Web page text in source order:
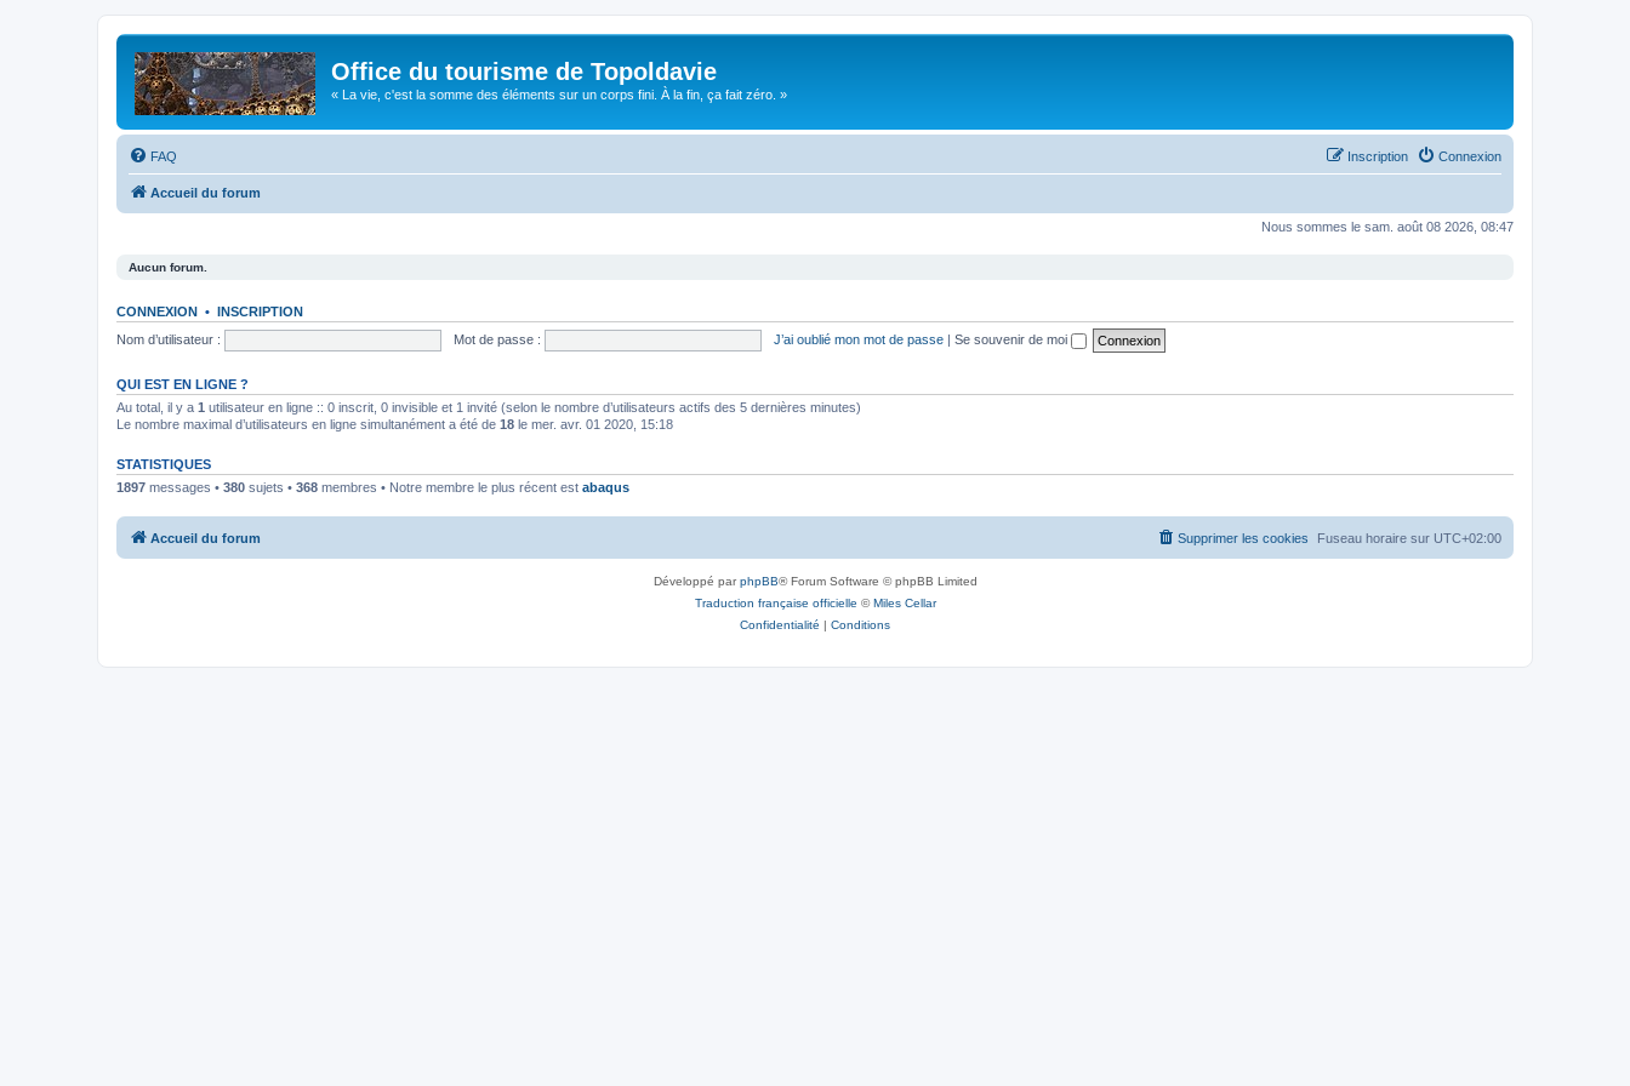
Office du tourisme de Topoldavie
« La vie, c'est la somme des éléments sur un corps fini. À la fin, ça fait zéro. »
FAQ Connexion
Inscription
Accueil du forum
Nous sommes le sam. août 08 2026, 08:47
Aucun forum.
CONNEXION • INSCRIPTION
Nom d’utilisateur :
Mot de passe : J’ai oublié mon mot de passe | Se souvenir de moi
QUI EST EN LIGNE ?
Au total, il y a 1 utilisateur en ligne :: 0 inscrit, 0 invisible et 1 invité (selon le nombre d’utilisateurs actifs des 5 dernières minutes)
Le nombre maximal d’utilisateurs en ligne simultanément a été de 18 le mer. avr. 01 2020, 15:18
STATISTIQUES
1897 messages • 380 sujets • 368 membres • Notre membre le plus récent est abaqus
Accueil du forum Fuseau horaire sur UTC+02:00
Supprimer les cookies
Développé parphpBB® Forum Software © phpBB Limited
Traduction française officielle ©Miles Cellar
Confidentialité | Conditions